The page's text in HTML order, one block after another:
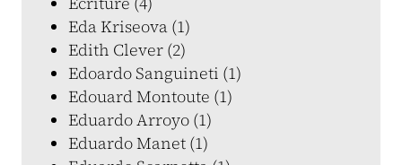
Eda Kriseova (1)
Edith Clever (2)
Edoardo Sanguineti (1)
Edouard Montoute (1)
Eduardo Arroyo (1)
Eduardo Manet (1)